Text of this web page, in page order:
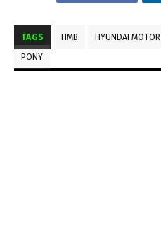
TAGS HMB HYUNDAI MOTOR
PONY